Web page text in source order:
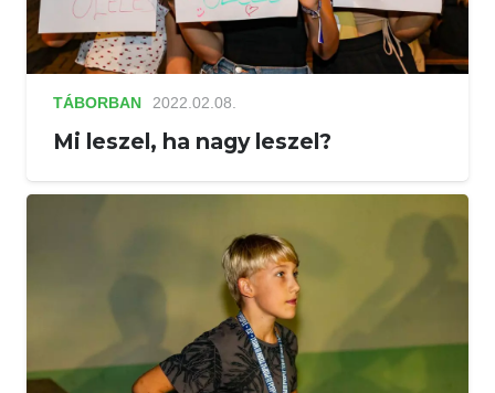
TÁBORBAN 2022.02.08.
Mi leszel, ha nagy leszel?